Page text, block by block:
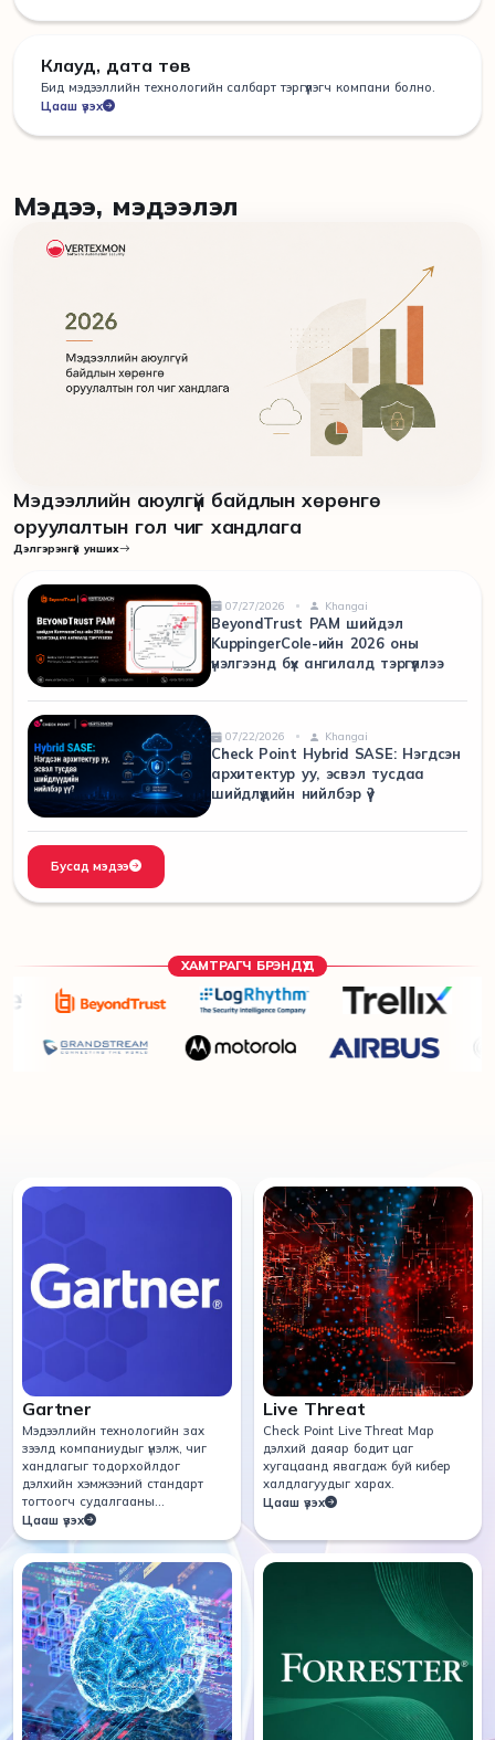
Клауд, дата төв
Бид мэдээллийн технологийн салбарт тэргүүлэгч компани болно.
Цааш үзэх
Мэдээ, мэдээлэл
Мэдээллийн аюулгүй байдлын хөрөнгө
оруулалтын гол чиг хандлага
Дэлгэрэнгүй унших
07/27/2026 Khangai
BeyondTrust PAM шийдэл
KuppingerCole-ийн 2026 оны
үнэлгээнд бүх ангилалд тэргүүллээ
07/22/2026 Khangai
Check Point Hybrid SASE: Нэгдсэн
архитектур уу, эсвэл тусдаа
шийдлүүдийн нийлбэр үү?
Бусад мэдээ
ХАМТРАГЧ БРЭНДҮҮД
Gartner
Мэдээллийн технологийн зах
зээлд компаниудыг үнэлж, чиг
хандлагыг тодорхойлдог
дэлхийн хэмжээний стандарт
тогтоогч судалгааны
байгууллага.
Цааш үзэх
Live Threat
Check Point Live Threat Мар
дэлхий даяар бодит цаг
хугацаанд явагдаж буй кибер
халдлагуудыг харах.
Цааш үзэх